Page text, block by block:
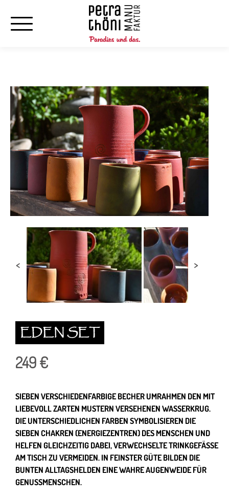
EDEN SET
249
SIEBEN VERSCHIEDENFARBIGE BECHER UMRAHMEN DEN MIT
LIEBEVOLL ZARTEN MUSTERN VERSEHENEN WASSERKRUG.
DIE UNTERSCHIEDLICHEN FARBEN SYMBOLISIEREN DIE
SIEBEN CHAKREN (ENERGIEZENTREN) DES MENSCHEN UND
HELFEN GLEICHZEITIG DABEI, VERWECHSELTE TRINKGEFÄSSE A
M TISCH ZU VERMEIDEN. IN FEINSTER GÜTE BILDEN DIE B
UNTEN ALLTAGSHELDEN EINE WAHRE AUGENWEIDE FÜR G
ENUSSMENSCHEN.